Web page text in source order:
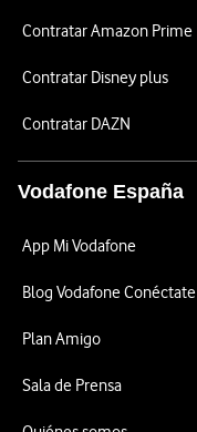
Contratar Amazon Prime
Contratar Disney plus
Contratar DAZN
Vodafone España
App Mi Vodafone
Blog Vodafone Conéctate
Plan Amigo
Sala de Prensa